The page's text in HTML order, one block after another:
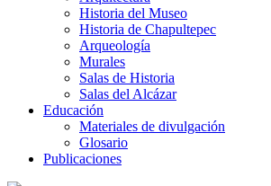
Historia del Museo
Historia de Chapultepec
Arqueología
Murales
Salas de Historia
Salas del Alcázar
Educación
Materiales de divulgación
Glosario
Publicaciones